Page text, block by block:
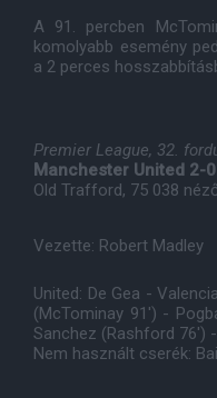
A 91. percben
komolyabb esemény
a 2 perces
Premier League, 32.
Manchester United 2-
Old Trafford, 75 038
Vezette: Robert Madley
United: De Gea -
(McTominay 91') -
Sanchez (Rashford 76')
Nem használt cserék: